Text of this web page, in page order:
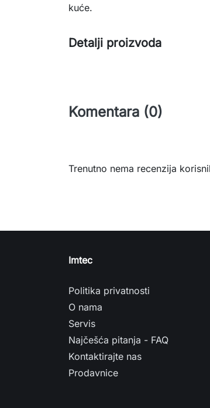
kuće.
Detalji proizvoda
Komentara (0)
Trenutno nema recenzija
Imtec
Politika privatnosti
O nama
Servis
Najčešća pitanja - FAQ
Kontaktirajte nas
Prodavnice